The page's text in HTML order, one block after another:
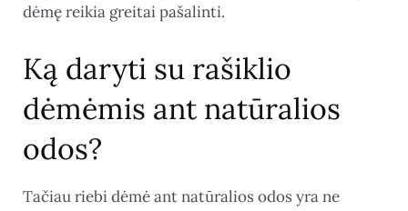
dėmę reikia greitai pašalinti.
Ką daryti su rašiklio
dėmėmis ant natūralios
odos?
Tačiau riebi dėmė ant natūralios odos yra ne